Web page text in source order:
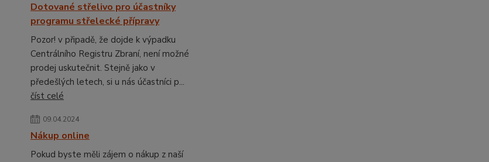
Dotované střelivo pro účastníky
programu střelecké přípravy
Pozor! v připadě, že dojde k výpadku
Centrálního Registru Zbraní, není možné
prodej uskutečnit. Stejně jako v
předešlých letech, si u nás účastníci p...
číst celé
09.04.2024
Nákup online
Pokud byste měli zájem o nákup z naší